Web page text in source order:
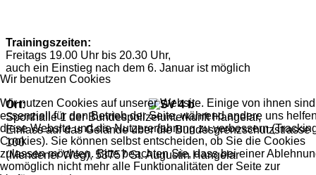
Trainingszeiten:
Freitags 19.00 Uhr bis 20.30 Uhr,
auch ein Einstieg nach dem 6. Januar ist möglich
Ort:
Sporthalle 1 der Bundespolizeiunterkunft Hangelar,
Einlass auf das Gelände über die Bundesgrenzschutzstrasse
100
(Mendener Weg), 53757 St. Augustin Hangelar
Wir benutzen Cookies
Wir nutzen Cookies auf unserer Website. Einige von ihnen sind
essenziell für den Betrieb der Seite, während andere uns
diese Website und die Nutzererfahrung zu verbessern
Cookies). Sie können selbst entscheiden, ob Sie die Cookies
zulassen möchten. Bitte beachten Sie, dass bei einer
womöglich nicht mehr alle Funktionalitäten der Seite zur